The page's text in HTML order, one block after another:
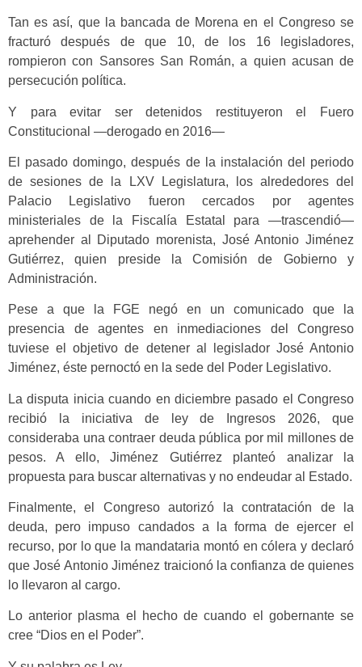
Tan es así, que la bancada de Morena en el Congreso se
fracturó después de que 10, de los 16 legisladores,
rompieron con Sansores San Román, a quien acusan de
persecución política.
Y para evitar ser detenidos restituyeron el Fuero
Constitucional —derogado en 2016—
El pasado domingo, después de la instalación del periodo
de sesiones de la LXV Legislatura, los alrededores del
Palacio Legislativo fueron cercados por agentes
ministeriales de la Fiscalía Estatal para —trascendió—
aprehender al Diputado morenista, José Antonio Jiménez
Gutiérrez, quien preside la Comisión de Gobierno y
Administración.
Pese a que la FGE negó en un comunicado que la
presencia de agentes en inmediaciones del Congreso
tuviese el objetivo de detener al legislador José Antonio
Jiménez, éste pernoctó en la sede del Poder Legislativo.
La disputa inicia cuando en diciembre pasado el Congreso
recibió la iniciativa de ley de Ingresos 2026, que
consideraba una contraer deuda pública por mil millones de
pesos. A ello, Jiménez Gutiérrez planteó analizar la
propuesta para buscar alternativas y no endeudar al Estado.
Finalmente, el Congreso autorizó la contratación de la
deuda, pero impuso candados a la forma de ejercer el
recurso, por lo que la mandataria montó en cólera y declaró
que José Antonio Jiménez traicionó la confianza de quienes
lo llevaron al cargo.
Lo anterior plasma el hecho de cuando el gobernante se
cree “Dios en el Poder”.